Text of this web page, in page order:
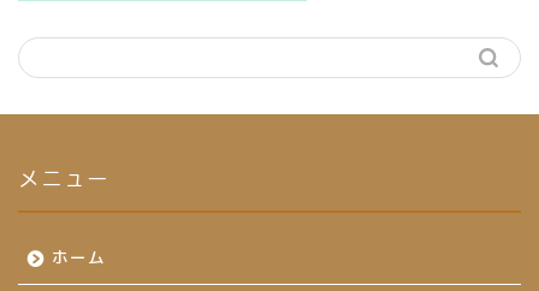
メニュー
ホーム